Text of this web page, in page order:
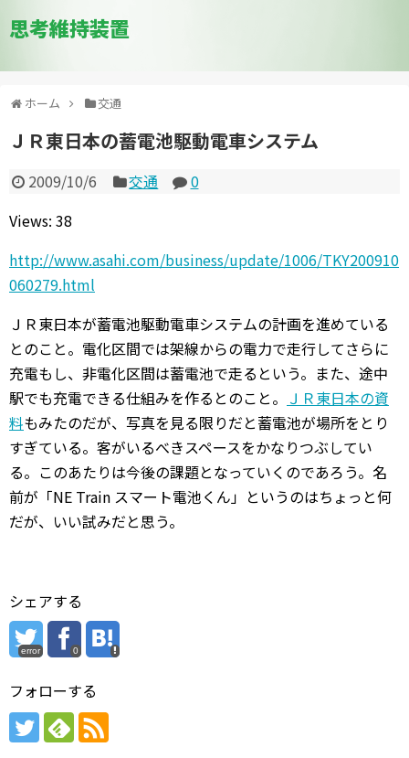
思考維持装置
ホーム 交通
ＪＲ東日本の蓄電池駆動電車システム
2009/10/6 交通
0
Views: 38
http://www.asahi.com/business/update/1006/TKY200910
060279.html
ＪＲ東日本が蓄電池駆動電車システムの計画を進めている
とのこと。電化区間では架線からの電力で走行してさらに
充電もし、非電化区間は蓄電池で走るという。また、途中
駅でも充電できる仕組みを作るとのこと。 ＪＲ東日本の資
料もみたのだが、写真を見る限りだと蓄電池が場所をとり
すぎている。客がいるべきスペースをかなりつぶしてい
る。このあたりは今後の課題となっていくのであろう。名
前が「NE Train スマート電池くん」というのはちょっと何
だが、いい試みだと思う。
シェアする
error 0
フォローする